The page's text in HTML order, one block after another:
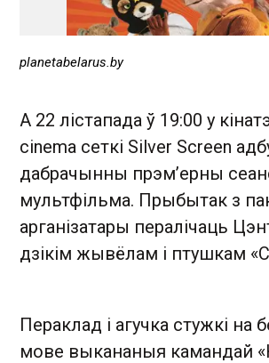
planetabelarus.by
А 22 лістапада ў 19:00 у
cinema сеткі Silver Screen
дабрачынны прэм’ерны
мультфільма. Прыбытак з
арганізатары пералічаць
дзікім жывёлам і птушкам
Пераклад і агучка стужкі на
мове выкананыя камандай